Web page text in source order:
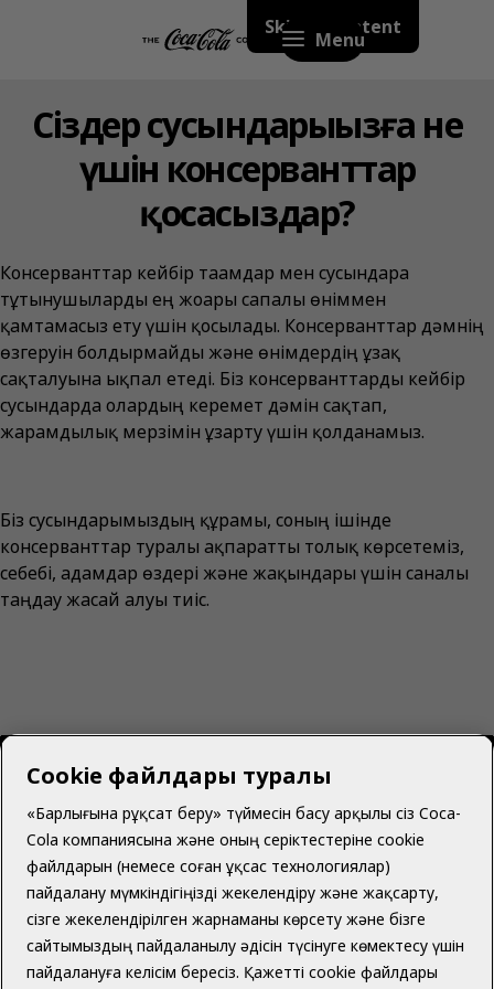
Skip to content
Menu
Сіздер сусындарыңызға не
үшін консерванттар
қосасыздар?
Консерванттар кейбір тағамдар мен сусындарға
тұтынушыларды ең жоғары сапалы өніммен
қамтамасыз ету үшін қосылады. Консерванттар дәмнің
өзгеруін болдырмайды және өнімдердің ұзақ
сақталуына ықпал етеді. Біз консерванттарды кейбір
сусындарда олардың керемет дәмін сақтап,
жарамдылық мерзімін ұзарту үшін қолданамыз.
Біз сусындарымыздың құрамы, соның ішінде
консерванттар туралы ақпаратты толық көрсетеміз,
себебі, адамдар өздері және жақындары үшін саналы
таңдау жасай алуы тиіс.
Қазақстан | Қазақ
Біз туралы
Cookie файлдары туралы
«Барлығына рұқсат беру» түймесін басу арқылы сіз Coca-
Cola компаниясына және оның серіктестеріне cookie
файлдарын (немесе соған ұқсас технологиялар)
пайдалану мүмкіндігіңізді жекелендіру және жақсарту,
сізге жекелендірілген жарнаманы көрсету және бізге
сайтымыздың пайдаланылу әдісін түсінуге көмектесу үшін
пайдалануға келісім бересіз. Қажетті cookie файлдары